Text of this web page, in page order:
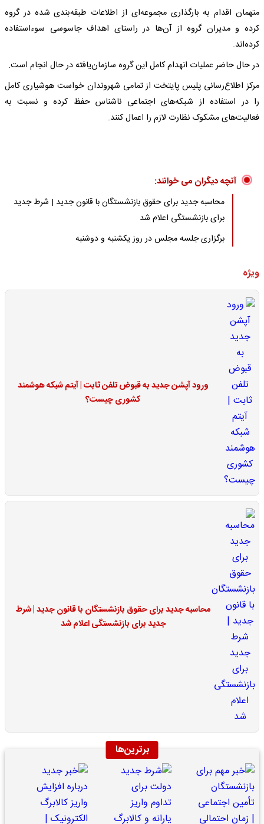
متهمان اقدام به بارگذاری مجموعه‌ای از اطلاعات طبقه‌بندی شده در گروه
کرده و مدیران گروه از آن‌ها در راستای اهداف جاسوسی سوءاستفاده
کرده‌اند.
در حال حاضر عملیات انهدام کامل این گروه سازمان‌یافته در حال انجام است.
مرکز اطلاع‌رسانی پلیس پایتخت از تمامی شهروندان خواست هوشیاری کامل
را در استفاده از شبکه‌های اجتماعی ناشناس حفظ کرده و نسبت به
فعالیت‌های مشکوک نظارت لازم را اعمال کنند.
آنچه دیگران می خوانند:
محاسبه جدید برای حقوق بازنشستگان با قانون جدید | شرط جدید
برای بازنشستگی اعلام شد
برگزاری جلسه مجلس در روز یکشنبه و دوشنبه
ویژه
ورود آپشن جدید به قبوض تلفن ثابت | آیتم شبکه هوشمند
کشوری چیست؟
محاسبه جدید برای حقوق بازنشستگان با قانون جدید | شرط
جدید برای بازنشستگی اعلام شد
برترین‌ها